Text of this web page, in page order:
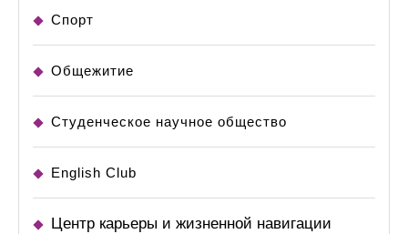
Спорт
Общежитие
Студенческое научное общество
English Club
Центр карьеры и жизненной навигации